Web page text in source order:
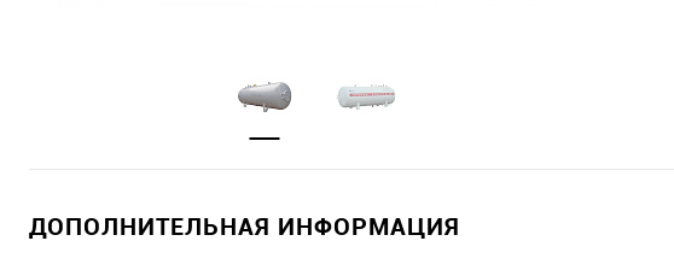
ДОПОЛНИТЕЛЬНАЯ ИНФОРМАЦИЯ